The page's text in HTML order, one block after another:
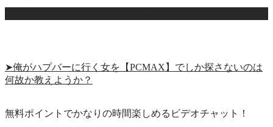
➤俺がハプバーに行く女を【PCMAX】でしか探さないのは
何故か教えようか？
無料ポイントでかなりの時間楽しめるビデオチャット！